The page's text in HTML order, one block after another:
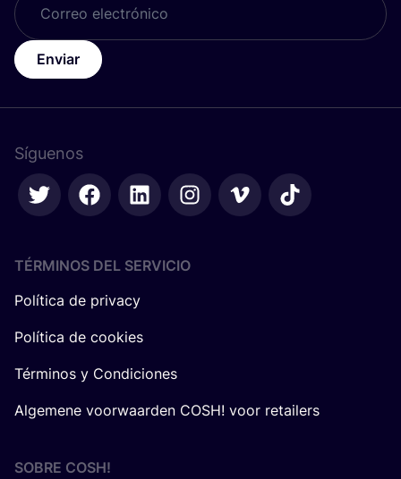
Enviar
Síguenos
TÉRMINOS DEL SERVICIO
Política de privacy
Política de cookies
Términos y Condiciones
Algemene voorwaarden COSH! voor retailers
SOBRE COSH!